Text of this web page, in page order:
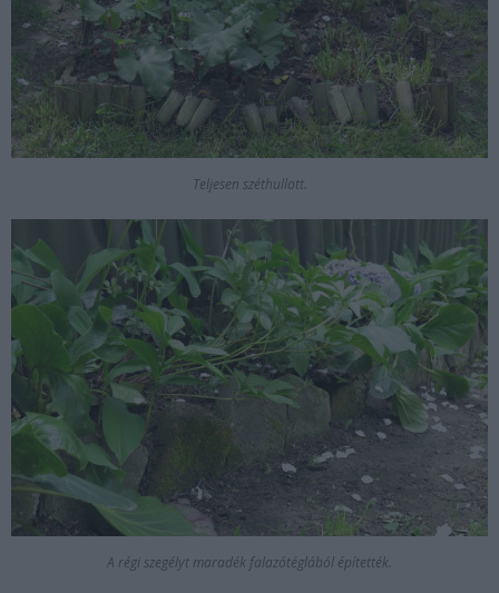
Teljesen széthullott.
A régi szegélyt maradék falazótéglából építették.